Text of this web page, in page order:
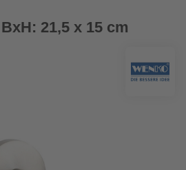
21,5 x 15 cm